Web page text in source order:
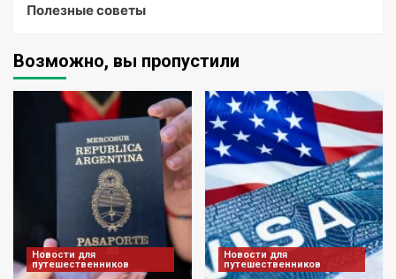
Полезные советы
Возможно, вы пропустили
Новости для
путешественников
Новости для
путешественников